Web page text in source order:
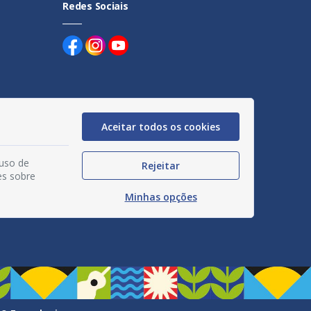
Redes Sociais
de
sobre
Aceitar todos os cookies
Rejeitar
Minhas opções